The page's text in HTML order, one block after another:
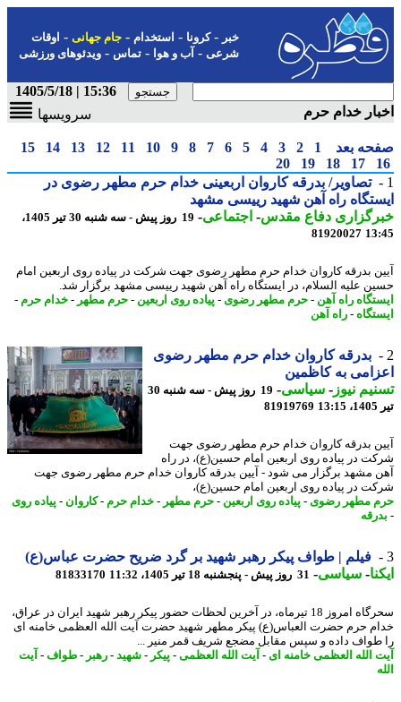
-کرونا-استخدام- جام جهانی-اوقات
شرعی-آب و هوا-تماس-ویدئوهای ورزشی
15:36 | 1405/5/18
خدام حرم
سرویسها
بعد 1
2
3
4
5
6
7
8
9
10
11
12
13
14
15
17
18
19
20
تصاویر/ بدرقه کاروان اربعینی خدام حرم مطهر رضوی در
راه آهن شهید رییسی مشهد
دفاع مقدس-اجتماعی-
19 روز پیش - سه شنبه 30 تیر 1405،
81920027
بدرقه کاروان خدام حرم مطهر رضوی جهت شرکت در پیاده روی اربعین امام
علیه السلام، در ایستگاه راه آهن شهید رییسی مشهد برگزار شد.
راه آهن -حرم مطهر رضوی-پیاده روی اربعین -حرم مطهر-خدام حرم -
-راه آهن
بدرقه کاروان خدام حرم مطهر رضوی
به کاظمین
نیوز-سیاسی-
19 روز پیش - سه شنبه 30
81919769
بدرقه کاروان خدام حرم مطهر رضوی جهت
در پیاده روی اربعین امام حسین(ع)، در راه
مشهد برگزار می شود - آیین بدرقه کاروان خدام حرم مطهر رضوی جهت
در پیاده روی اربعین امام حسین(ع)،
مطهر رضوی-پیاده روی اربعین -حرم مطهر-خدام حرم -کاروان - پیاده روی
فیلم | طواف پیکر رهبر شهید بر گرد ضریح حضرت عباس(ع)
-سیاسی-31 روز پیش - پنجشنبه 18 تیر 1405، 11:32 81833170
سحرگاه امروز 18 تیرماه، در آخرین لحظات حضور پیکر رهبر شهید ایران در عراق،
حرم حضرت العباس(ع) پیکر مطهر شهید حضرت آیت الله العظمی خامنه ای
داده و سپس مقابل مضجع شریف قمر منیر ...
الله العظمی خامنه ای- آیت الله العظمی-پیکر -شهید-رهبر -طواف- آیت